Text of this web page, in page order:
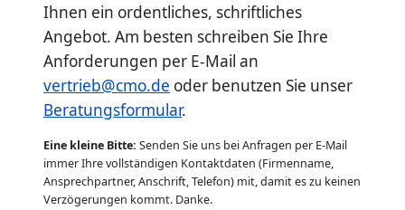
Ihnen ein ordentliches, schriftliches
Angebot. Am besten schreiben Sie Ihre
Anforderungen per E-Mail an
vertrieb@cmo.de oder benutzen Sie unser
Beratungsformular.
Eine kleine Bitte: Senden Sie uns bei Anfragen per E-Mail
immer Ihre vollständigen Kontaktdaten (Firmenname,
Ansprechpartner, Anschrift, Telefon) mit, damit es zu keinen
Verzögerungen kommt. Danke.